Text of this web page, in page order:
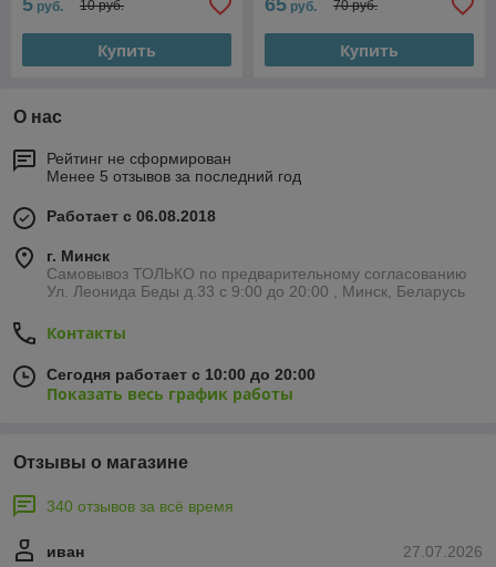
5 руб. 10 руб.
Купить
65 руб. 70 руб.
Купить
О нас
Рейтинг не сформирован
Менее 5 отзывов за последний год
Работает с 06.08.2018
г. Минск
Самовывоз ТОЛЬКО по предварительному согласованию
Ул. Леонида Беды д.33 с 9:00 до 20:00 , Минск, Беларусь
Контакты
Сегодня работает с 10:00 до 20:00
Показать весь график работы
Отзывы о магазине
340 отзывов за всё время
27.07.2026
иван